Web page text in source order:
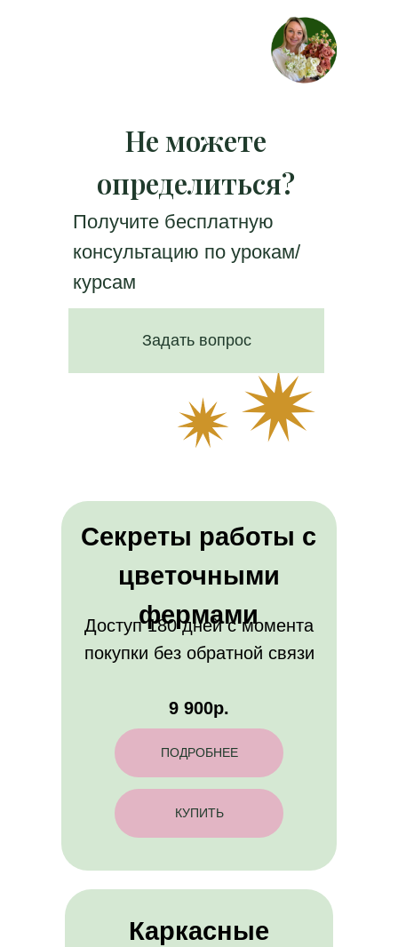
Не можете
определиться?
Получите бесплатную
консультацию по урокам/
курсам
Задать вопрос
Каркасные
ПОДРОБНЕЕ
КУПИТЬ
Доступ 180 дней с момента
покупки без обратной связи
9 900р.
Секреты работы с
цветочными
фермами